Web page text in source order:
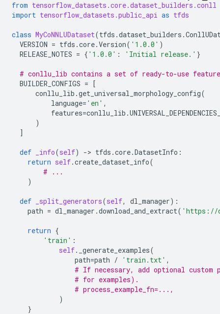
from tensorflow_datasets.core.dataset_builders.conll
import tensorflow_datasets.public_api as tfds
class MyCoNNLUDataset(tfds .dataset_builders .
VERSION = tfds .core.Version( '1.0.0' )
RELEASE_NOTES = { '1.0.0' : 'Initial release.' }
# conllu_lib contains a set of ready-to-use
BUILDER_CONFIGS = [
conllu_lib .get_universal_morphology_config(
language= 'en' ,
features=conllu_lib .
)
]
def _info(self) -> tfds .core.DatasetInfo :
return self.create_dataset_info(
# ...
)
def _split_generators(self, dl_manager):
path = dl_manager .download_and_extract( 'https://
return {
'train' :
self. _generate_examples(
path=path / 'train.txt' ,
# If necessary, add optional custom
# for examples).
# process_example_fn=...,
)
}